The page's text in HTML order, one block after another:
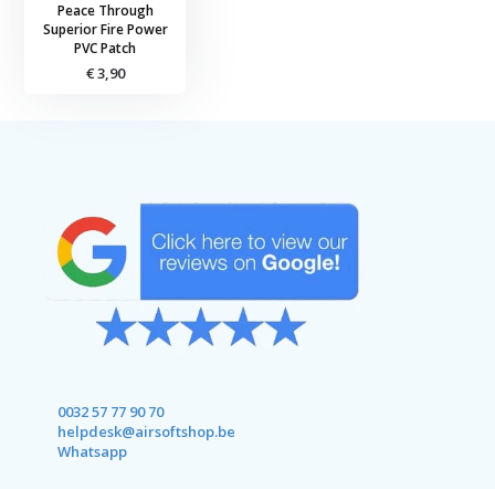
Peace Through
Superior Fire Power
PVC Patch
€ 3,90
0032 57 77 90 70
helpdesk@airsoftshop.be
Whatsapp